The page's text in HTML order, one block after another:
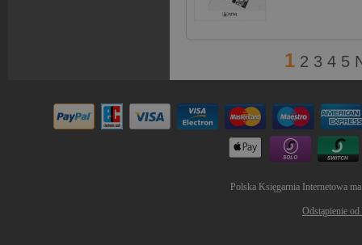
1 2 3 4 5
Polska Księgarnia Internetowa
Odstąpienie